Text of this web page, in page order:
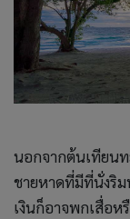
นอกจากต้นเทียนท
ชายหาดที่มีที่นั่งริม
เงินก็อาจพกเสื่อห